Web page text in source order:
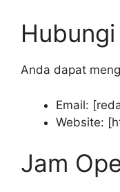
Anda dapat
Email: [
Website:
Jam